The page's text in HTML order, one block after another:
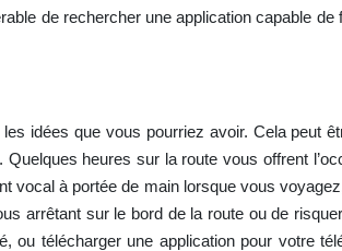
de rechercher une application capable de
idées que vous pourriez avoir. Cela peut
heures sur la route vous offrent
vocal à portée de main lorsque vous
arrêtant sur le bord de la route ou de
ou télécharger une application pour votre